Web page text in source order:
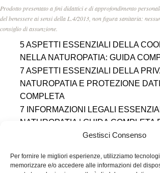
Gestisci Consenso
Per fornire le migliori esperienze, utilizziamo
memorizzare e/o accedere alle informazioni del
Prodotto presentato a fini didattici e di approfondimento
del benessere ai sensi della L.4/2013, non figura sanitaria:
consiglio di assunzione.
5 ASPETTI ESSENZIALI DELLA
NELLA NATUROPATIA: GUIDA
7 ASPETTI ESSENZIALI DELLA
NATUROPATIA E PROTEZIONE
COMPLETA
7 INFORMAZIONI LEGALI
NATUROPATIA | GUIDA COMPLETA
PER UNA PRATICA CONSAPEVOLE